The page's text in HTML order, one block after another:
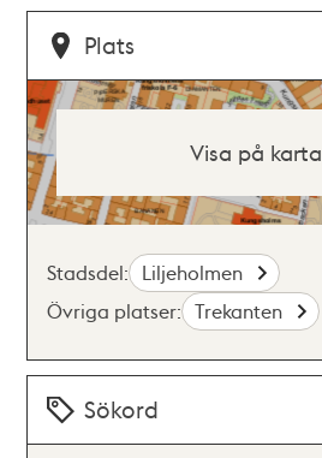
Plats
Visa på karta
Stadsdel: Liljeholmen
Övriga platser: Trekanten
Sökord